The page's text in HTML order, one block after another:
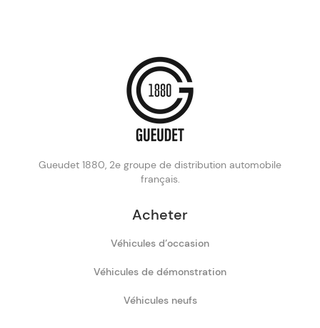
Gueudet 1880, 2e groupe de distribution automobile
français.
Acheter
Véhicules d’occasion
Véhicules de démonstration
Véhicules neufs